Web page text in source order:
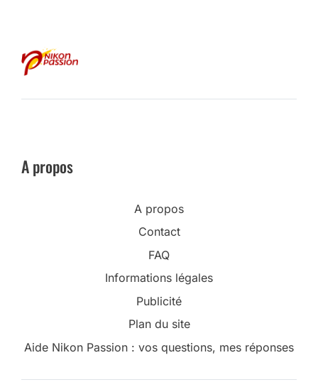
A propos
A propos
Contact
FAQ
Informations légales
Publicité
Plan du site
Aide Nikon Passion : vos questions, mes réponses